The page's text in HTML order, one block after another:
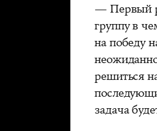
— Первый
группу в
на победу
решиться
задача